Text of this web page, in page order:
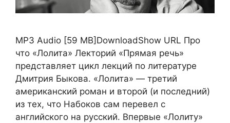
MP3 Audio [59 MB]DownloadShow URL Про
что «Лолита» Лекторий «Прямая речь»
представляет цикл лекций по литературе
Дмитрия Быкова. «Лолита» — третий
американский роман и второй (и последний)
из тех, что Набоков сам перевел с
английского на русский. Впервые «Лолиту»